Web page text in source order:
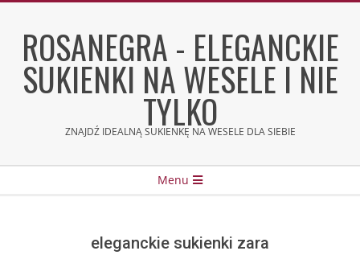
contentROSANEGRA - ELEGANCKIE
SUKIENKI NA WESELE I NIE
TYLKO
ZNAJDŹ IDEALNĄ SUKIENKĘ NA WESELE DLA SIEBIE
Menu
eleganckie sukienki zara